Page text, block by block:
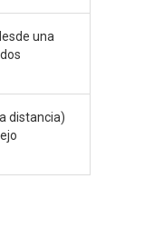
una
distancia)